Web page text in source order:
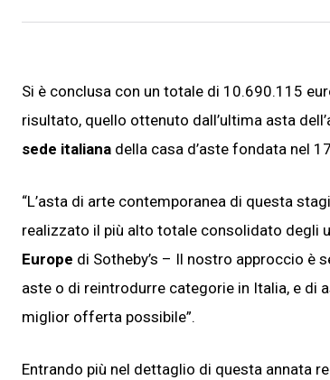
Si è conclusa con un totale di 10.690.115
risultato, quello ottenuto dall’ultima asta
sede italiana della casa d’aste fondata nel
“L’asta di arte contemporanea di questa
realizzato il più alto totale consolidato degli
Europe di Sotheby’s – Il nostro approccio è
aste o di reintrodurre categorie in Italia, e di
miglior offerta possibile”.
Entrando più nel dettaglio di questa annata